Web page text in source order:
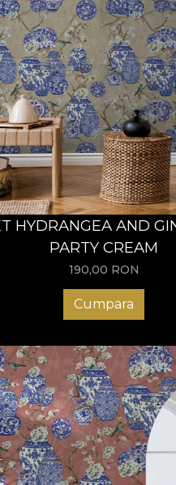
HYDRANGEA AND
PARTY CREAM
190,00 RON
Cumpara